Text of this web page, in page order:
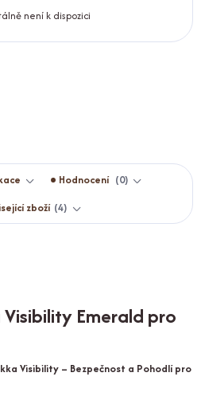
není k dispozici
Hodnocení
0
zboží 4
Emerald pro
Visibility – Bezpečnost a Pohodlí pro